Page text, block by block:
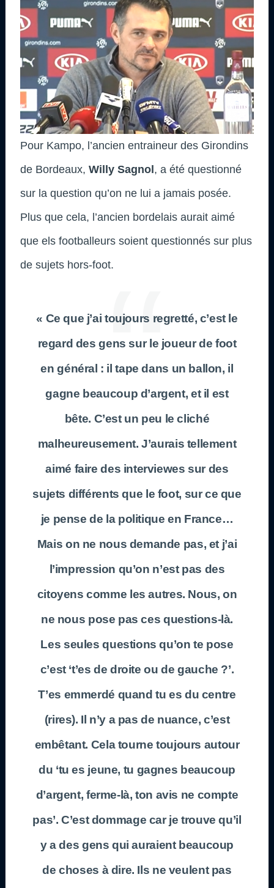
Pour Kampo, l’ancien entraineur des Girondins
de Bordeaux, Willy Sagnol , a été questionné
sur la question qu’on ne lui a jamais posée.
Plus que cela, l’ancien bordelais aurait aimé
que els footballeurs soient questionnés sur plus
de sujets hors-foot.
« Ce que j’ai toujours regretté, c’est le
regard des gens sur le joueur de foot
en général : il tape dans un ballon, il
gagne beaucoup d’argent, et il est
bête. C’est un peu le cliché
malheureusement. J’aurais tellement
aimé faire des interviewes sur des
sujets différents que le foot, sur ce que
je pense de la politique en France…
Mais on ne nous demande pas, et j’ai
l’impression qu’on n’est pas des
citoyens comme les autres. Nous, on
ne nous pose pas ces questions-là.
Les seules questions qu’on te pose
c’est ‘t’es de droite ou de gauche ?’.
T’es emmerdé quand tu es du centre
(rires). Il n’y a pas de nuance, c’est
embêtant. Cela tourne toujours autour
du ‘tu es jeune, tu gagnes beaucoup
d’argent, ferme-là, ton avis ne compte
pas’. C’est dommage car je trouve qu’il
y a des gens qui auraient beaucoup
de choses à dire. Ils ne veulent pas